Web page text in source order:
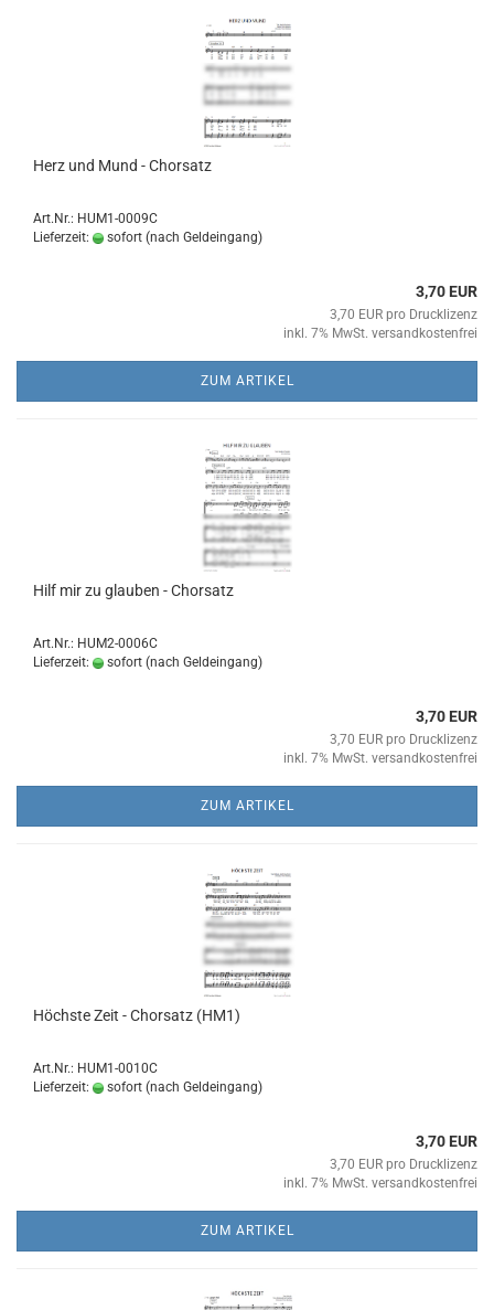
Herz und Mund - Chor­satz
Art.Nr.: HUM1-0009C
Lieferzeit:
sofort (nach Geldeingang)
3,70 EUR
3,70 EUR pro Drucklizenz
inkl. 7% MwSt. versandkostenfrei
ZUM ARTIKEL
Hilf mir zu glau­ben - Chor­satz
Art.Nr.: HUM2-0006C
Lieferzeit:
sofort (nach Geldeingang)
3,70 EUR
3,70 EUR pro Drucklizenz
inkl. 7% MwSt. versandkostenfrei
ZUM ARTIKEL
Höchs­te Zeit - Chor­satz (HM1)
Art.Nr.: HUM1-0010C
Lieferzeit:
sofort (nach Geldeingang)
3,70 EUR
3,70 EUR pro Drucklizenz
inkl. 7% MwSt. versandkostenfrei
ZUM ARTIKEL